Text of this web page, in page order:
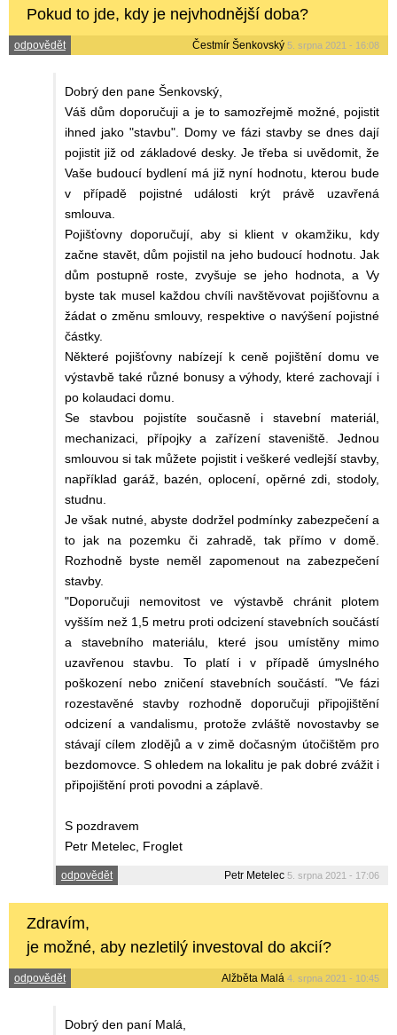
Pokud to jde, kdy je nejvhodnější doba?
odpovědět Čestmír Šenkovský 5. srpna 2021 - 16:08
Dobrý den pane Šenkovský,
Váš dům doporučuji a je to samozřejmě možné, pojistit
ihned jako "stavbu". Domy ve fázi stavby se dnes dají
pojistit již od základové desky. Je třeba si uvědomit, že
Vaše budoucí bydlení má již nyní hodnotu, kterou bude
v případě pojistné události krýt právě uzavřená
smlouva.
Pojišťovny doporučují, aby si klient v okamžiku, kdy
začne stavět, dům pojistil na jeho budoucí hodnotu. Jak
dům postupně roste, zvyšuje se jeho hodnota, a Vy
byste tak musel každou chvíli navštěvovat pojišťovnu a
žádat o změnu smlouvy, respektive o navýšení pojistné
částky.
Některé pojišťovny nabízejí k ceně pojištění domu ve
výstavbě také různé bonusy a výhody, které zachovají i
po kolaudaci domu.
Se stavbou pojistíte současně i stavební materiál,
mechanizaci, přípojky a zařízení staveniště. Jednou
smlouvou si tak můžete pojistit i veškeré vedlejší stavby,
například garáž, bazén, oplocení, opěrné zdi, stodoly,
studnu.
Je však nutné, abyste dodržel podmínky zabezpečení a
to jak na pozemku či zahradě, tak přímo v domě.
Rozhodně byste neměl zapomenout na zabezpečení
stavby.
"Doporučuji nemovitost ve výstavbě chránit plotem
vyšším než 1,5 metru proti odcizení stavebních součástí
a stavebního materiálu, které jsou umístěny mimo
uzavřenou stavbu. To platí i v případě úmyslného
poškození nebo zničení stavebních součástí. "Ve fázi
rozestavěné stavby rozhodně doporučuji připojištění
odcizení a vandalismu, protože zvláště novostavby se
stávají cílem zlodějů a v zimě dočasným útočištěm pro
bezdomovce. S ohledem na lokalitu je pak dobré zvážit i
připojištění proti povodni a záplavě.
S pozdravem
Petr Metelec, Froglet
odpovědět Petr Metelec 5. srpna 2021 - 17:06
Zdravím,
je možné, aby nezletilý investoval do akcií?
odpovědět Alžběta Malá 4. srpna 2021 - 10:45
Dobrý den paní Malá,